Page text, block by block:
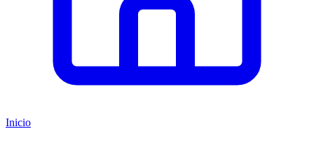
Inicio